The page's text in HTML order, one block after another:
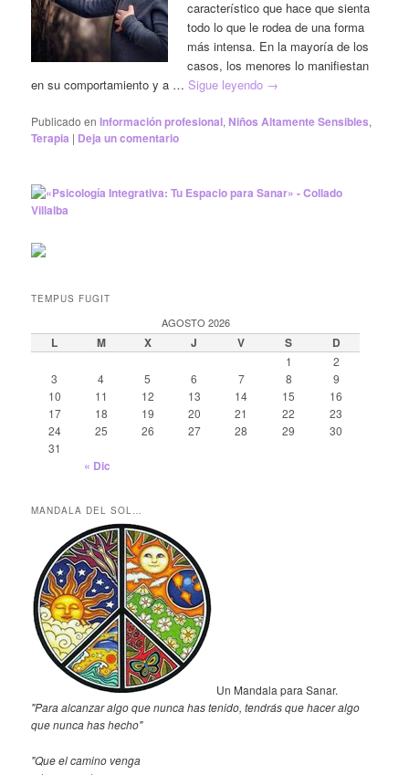
característico que hace que sienta
todo lo que le rodea de una forma
más intensa. En la mayoría de los
casos, los menores lo manifiestan
en su comportamiento y a …Sigue leyendo →
Publicado en Información profesional, Niños Altamente Sensibles,
Terapia | Deja un comentario
TEMPUS FUGIT
AGOSTO 2026
L M X J V S D
1
2
3
4 5 6 7 8
9
10
11 12 13 14 15
16
17
18 19 20 21 22
23
24
25 26 27 28 29
30
31
« Dic
MANDALA DEL SOL…
Un Mandala para Sanar.
"Para alcanzar algo que nunca has tenido, tendrás que hacer algo
que nunca has hecho"
"Que el camino venga